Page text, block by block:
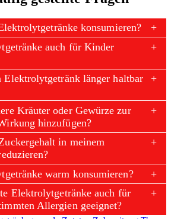
konsumieren?
auch für Kinder
Elektrolytgetränk länger haltbar
Kräuter oder Gewürze zur
hinzufügen?
in meinem
warm konsumieren?
Elektrolytgetränke auch für
Allergien geeignet?